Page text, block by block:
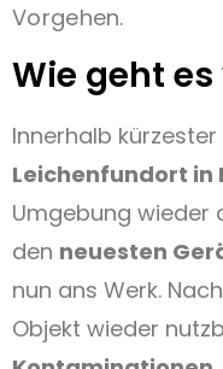
Vorgehen.
Wie geht
Innerhalb
Leichenfundort in
Umgebung wieder
den neuesten
nun ans Werk.
Objekt wieder